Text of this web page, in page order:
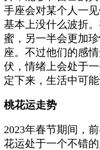
手座会对某个人一
基本上没什么波折
蜜，另一半会更加
座。不过他们的感
伏，情绪上会处于
定下来，生活中可能
桃花运走势
2023年春节期间，
花运处于一个不错